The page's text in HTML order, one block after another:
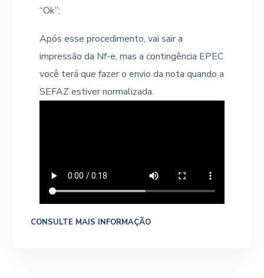
“Ok”;
Após esse procedimento, vai sair a
impressão da Nf-e, mas a contingência EPEC
você terá que fazer o envio da nota quando a
SEFAZ estiver normalizada.
CONSULTE MAIS INFORMAÇÃO